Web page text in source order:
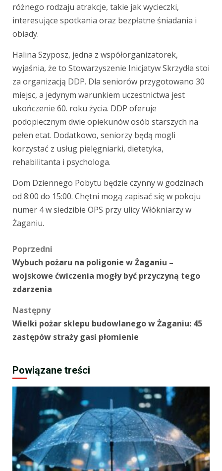
różnego rodzaju atrakcje, takie jak wycieczki,
interesujące spotkania oraz bezpłatne śniadania i
obiady.
Halina Szyposz, jedna z współorganizatorek,
wyjaśnia, że to Stowarzyszenie Inicjatyw Skrzydła stoi
za organizacją DDP. Dla seniorów przygotowano 30
miejsc, a jedynym warunkiem uczestnictwa jest
ukończenie 60. roku życia. DDP oferuje
podopiecznym dwie opiekunów osób starszych na
pełen etat. Dodatkowo, seniorzy będą mogli
korzystać z usług pielęgniarki, dietetyka,
rehabilitanta i psychologa.
Dom Dziennego Pobytu będzie czynny w godzinach
od 8:00 do 15:00. Chętni mogą zapisać się w pokoju
numer 4 w siedzibie OPS przy ulicy Włókniarzy w
Żaganiu.
Zobacz
wpisy
Poprzedni
Wybuch pożaru na poligonie w Żaganiu –
wojskowe ćwiczenia mogły być przyczyną tego
zdarzenia
Następny
Wielki pożar sklepu budowlanego w Żaganiu: 45
zastępów straży gasi płomienie
Powiązane treści